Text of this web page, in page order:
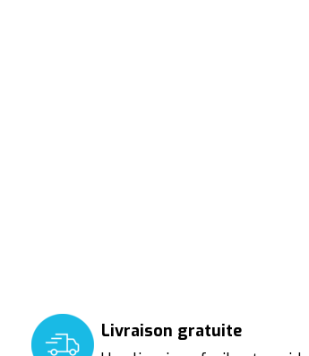
Livraison gratuite